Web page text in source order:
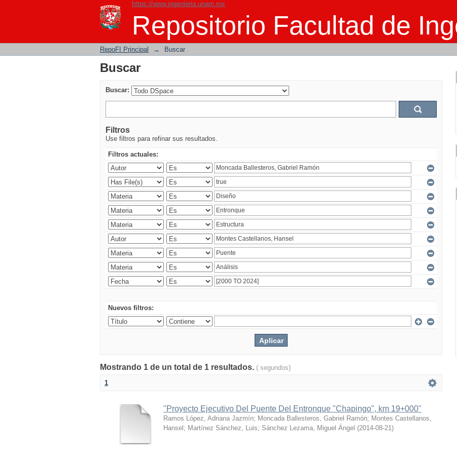
https://www.ingenieria.unam.mx
Repositorio Facultad de
Buscar
RepoFI Principal → Buscar
Buscar
Buscar:
Filtros
Use filtros para refinar sus resultados.
Filtros actuales:
Nuevos filtros:
Mostrando 1 de un total de 1 resultados. ( segundos)
1
"Proyecto Ejecutivo Del Puente Del Entronque "Chapingo", km 19+000"
Ramos López, Adriana Jazmín; Moncada Ballesteros, Gabriel Ramón; Montes Castellanos,
Hansel ; Martínez Sánchez, Luis; Sánchez Lezama, Miguel Ángel (2014-08-21)